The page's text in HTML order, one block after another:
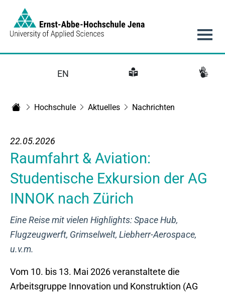
EN
Hochschule Aktuelles Nachrichten
22.05.2026
Raumfahrt & Aviation:
Studentische Exkursion der AG
INNOK nach Zürich
Eine Reise mit vielen Highlights: Space Hub,
Flugzeugwerft, Grimselwelt, Liebherr-Aerospace,
u.v.m.
Vom 10. bis 13. Mai 2026 veranstaltete die
Arbeitsgruppe Innovation und Konstruktion (AG